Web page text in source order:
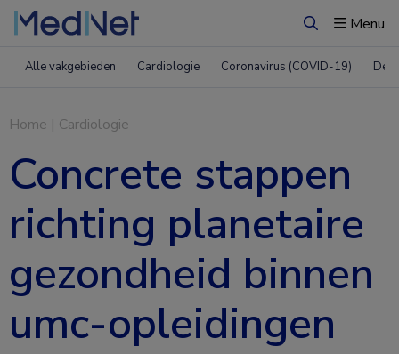
ZoekenMenu
Alle vakgebieden Cardiologie Coronavirus (COVID-19)
Home | Cardiologie
Concrete stappen
richting planetaire
gezondheid binnen
umc-opleidingen